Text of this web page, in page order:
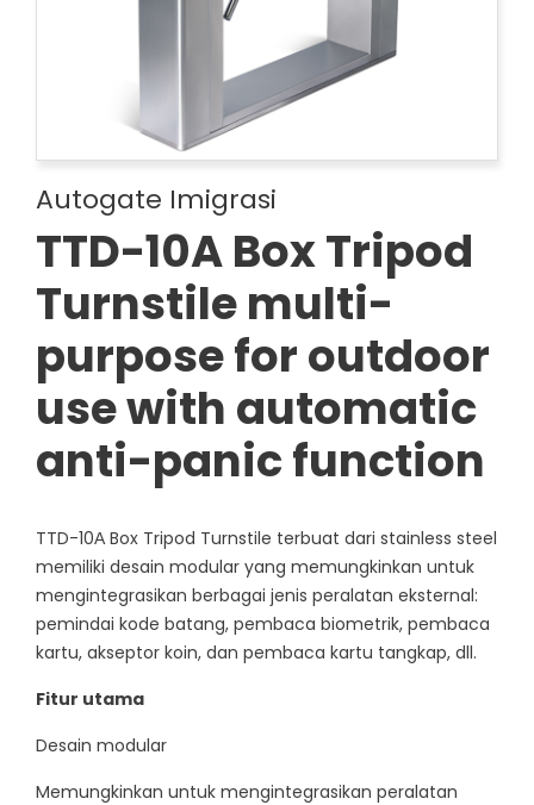
Autogate Imigrasi
TTD-10A Box Tripod
Turnstile multi-
purpose for outdoor
use with automatic
anti-panic function
TTD-10А Box Tripod Turnstile terbuat dari stainless steel
memiliki desain modular yang memungkinkan untuk
mengintegrasikan berbagai jenis peralatan eksternal:
pemindai kode batang, pembaca biometrik, pembaca
kartu, akseptor koin, dan pembaca kartu tangkap, dll.
Fitur utama
Desain modular
Memungkinkan untuk mengintegrasikan peralatan